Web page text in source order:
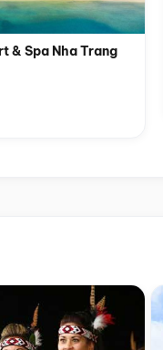
& Spa Nha Trang